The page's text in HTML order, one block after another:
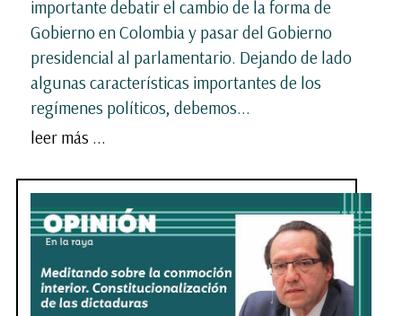
importante debatir el cambio de la forma de
Gobierno en Colombia y pasar del Gobierno
presidencial al parlamentario. Dejando de lado
algunas características importantes de los
regímenes políticos, debemos...
leer más ...